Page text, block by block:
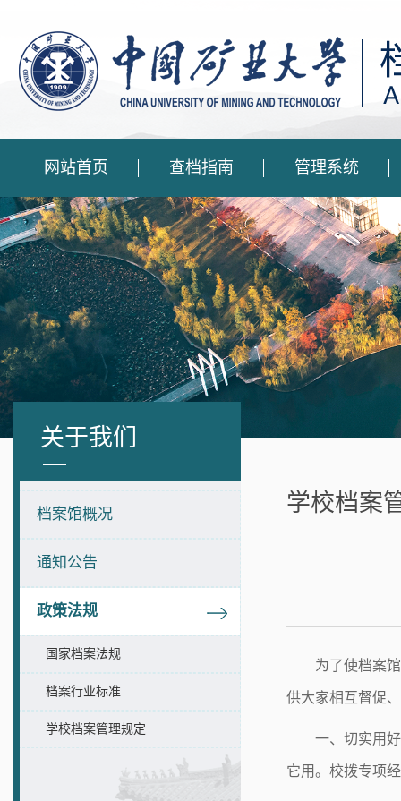
网站首页 查档指南 管理系统
关于我们
档案馆概况
通知公告
政策法规
国家档案法规
档案行业标准
学校档案管理规定
学校档案
为了使档案
供大家相互督促
一、切实用
它用。校拨专项